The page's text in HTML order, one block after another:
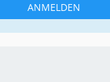
ANMELDEN